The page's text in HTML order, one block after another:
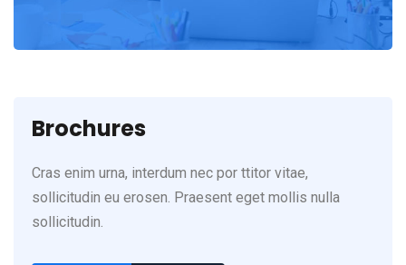
Brochures
Cras enim urna, interdum nec por ttitor vitae,
sollicitudin eu erosen. Praesent eget mollis nulla
sollicitudin.